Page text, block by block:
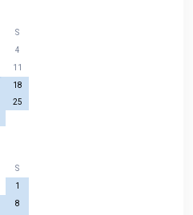
S
4
11
18
25
S
1
8